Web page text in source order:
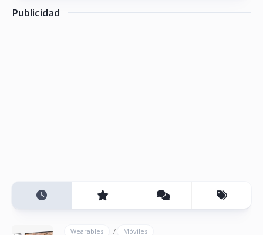
Publicidad
Wearables / Móviles